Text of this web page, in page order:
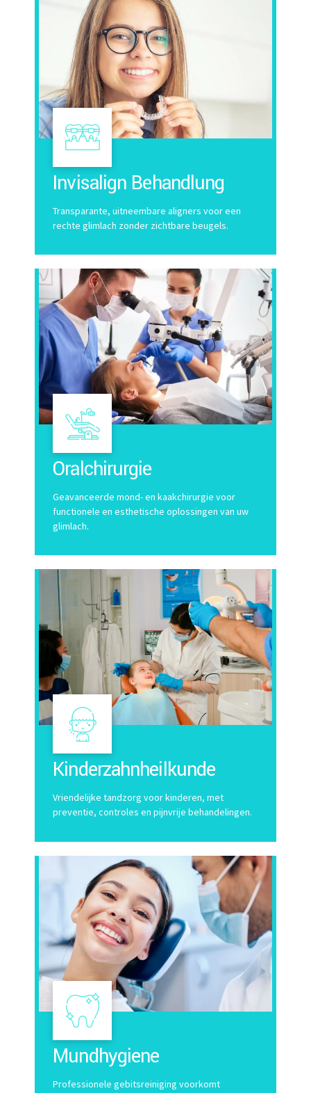
Invisalign Behandlung
Transparante, uitneembare aligners voor een
rechte glimlach zonder zichtbare beugels.
Oralchirurgie
Geavanceerde mond- en kaakchirurgie voor
functionele en esthetische oplossingen van uw
glimlach.
Kinderzahnheilkunde
Vriendelijke tandzorg voor kinderen, met
preventie, controles en pijnvrije behandelingen.
Mundhygiene
Professionele gebitsreiniging voorkomt